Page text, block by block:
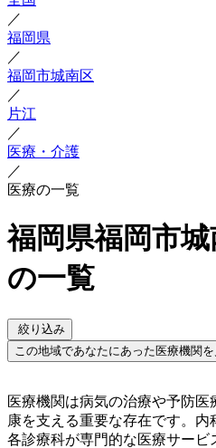
／
福岡県
／
福岡市城南区
／
片江
／
医療・介護
／
医療の一覧
福岡県福岡市
の一覧
絞り込み
この地域であなたにあった医療機関
医療機関は病気の治療や予防
康を支える重要な存在です。内
各診療科が専門的な医療サービ